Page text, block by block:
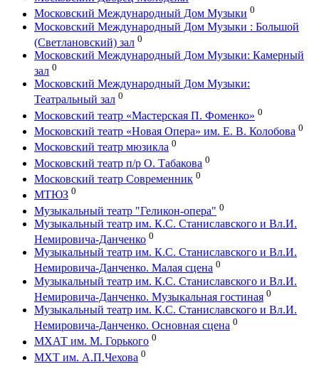
Московский Международный Дом Музыки 0
Московский Международный Дом Музыки : Большой
(Светлановский) зал 0
Московский Международный Дом Музыки: Камерный
зал 0
Московский Международный Дом Музыки:
Театральный зал 0
Московский театр «Мастерская П. Фоменко» 0
Московский театр «Новая Опера» им. Е. В. Колобова 0
Московский театр мюзикла 0
Московский театр п/р О. Табакова 0
Московский театр Современник 0
МТЮЗ 0
Музыкальный театр "Геликон-опера" 0
Музыкальный театр им. К.С. Станиславского и Вл.И.
Немировича-Данченко 0
Музыкальный театр им. К.С. Станиславского и Вл.И.
Немировича-Данченко. Малая сцена 0
Музыкальный театр им. К.С. Станиславского и Вл.И.
Немировича-Данченко. Музыкальная гостиная 0
Музыкальный театр им. К.С. Станиславского и Вл.И.
Немировича-Данченко. Основная сцена 0
МХАТ им. М. Горького 0
МХТ им. А.П.Чехова 0